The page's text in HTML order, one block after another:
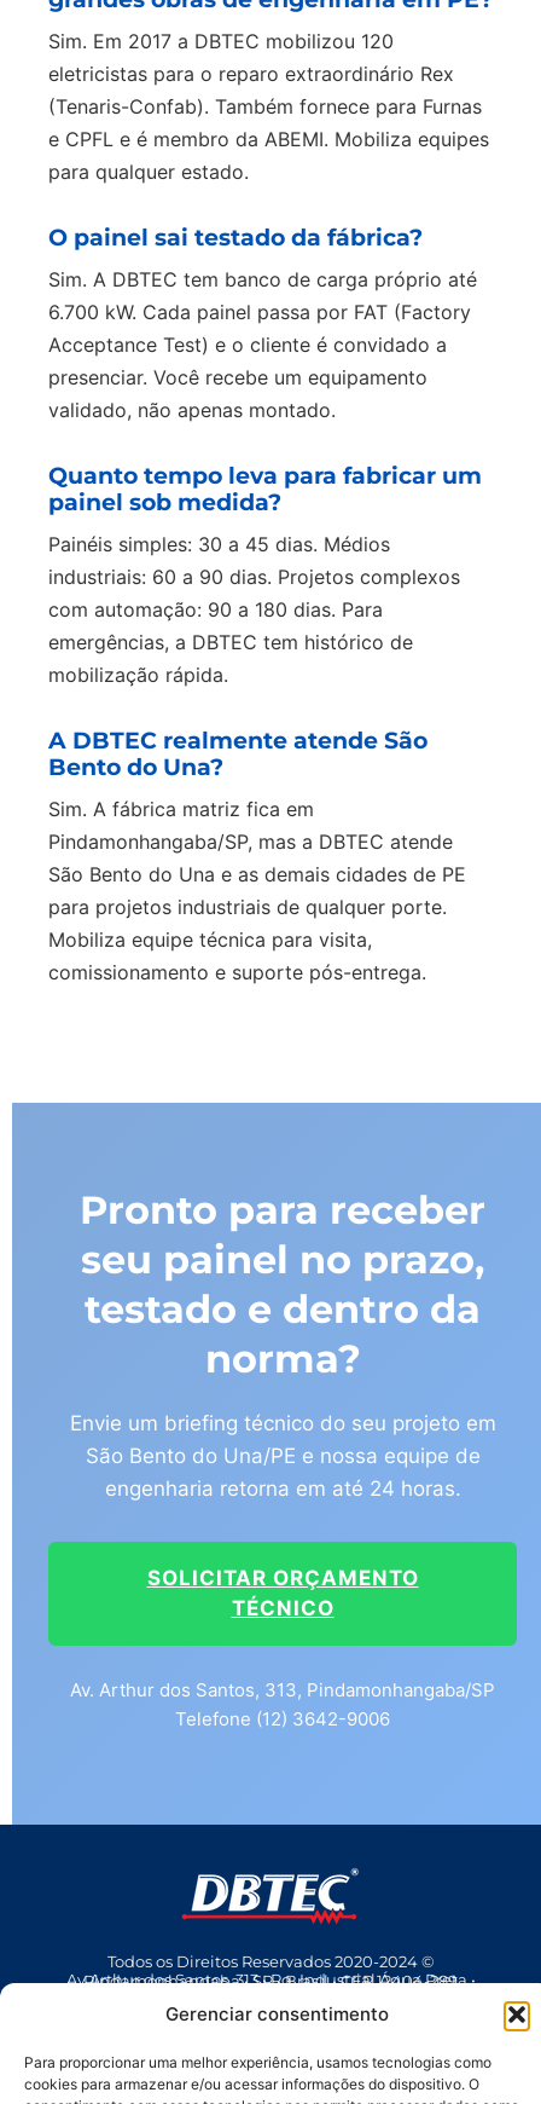
Gerenciar consentimento
Para proporcionar uma melhor experiência, usamos tecnologias como
cookies para armazenar e/ou acessar informações do dispositivo. O
Sim. Em 2017 a DBTEC mobilizou 120
eletricistas para o reparo extraordinário Rex
(Tenaris-Confab). Também fornece para Furnas
e CPFL e é membro da ABEMI. Mobiliza equipes
para qualquer estado.
O painel sai testado da fábrica?
Sim. A DBTEC tem banco de carga próprio até
6.700 kW. Cada painel passa por FAT (Factory
Acceptance Test) e o cliente é convidado a
presenciar. Você recebe um equipamento
validado, não apenas montado.
Quanto tempo leva para fabricar um
painel sob medida?
Painéis simples: 30 a 45 dias. Médios
industriais: 60 a 90 dias. Projetos complexos
com automação: 90 a 180 dias. Para
emergências, a DBTEC tem histórico de
mobilização rápida.
A DBTEC realmente atende São
Bento do Una?
Sim. A fábrica matriz fica em
Pindamonhangaba/SP, mas a DBTEC atende
São Bento do Una e as demais cidades de PE
para projetos industriais de qualquer porte.
Mobiliza equipe técnica para visita,
comissionamento e suporte pós-entrega.
Pronto para receber
seu painel no prazo,
testado e dentro da
norma?
Envie um briefing técnico do seu projeto em
São Bento do Una/PE e nossa equipe de
engenharia retorna em até 24 horas.
SOLICITAR ORÇAMENTO
TÉCNICO
Av. Arthur dos Santos, 313, Pindamonhangaba/SP
Telefone (12) 3642-9006
Todos os Direitos Reservados 2020-2024 ©
Av Arthur dos Santos, 313 • Pq. Industrial Água Preta • Pindamonhangaba • SP • Brasil • CEP 12404-289